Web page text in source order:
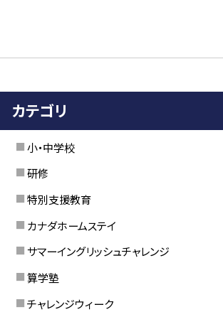
カテゴリ
小・中学校
研修
特別支援教育
カナダホームステイ
サマーイングリッシュチャレンジ
算学塾
チャレンジウィーク